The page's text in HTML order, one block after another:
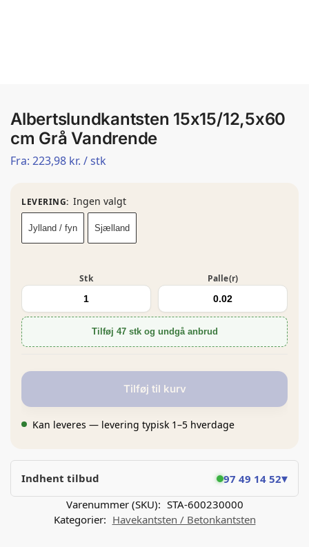
Albertslundkantsten 15x15/12,5x60
cm Grå Vandrende
Fra: 223,98 kr. / stk
LEVERING: Ingen valgt
Jylland / fyn Sjælland
Stk Palle(r)
Tilføj 47 stk og undgå anbrud
Tilføj til kurv
Kan leveres — levering typisk 1–5 hverdage
Indhent tilbud 97 49 14 52▾
Varenummer (SKU): STA-600230000
Kategorier: Havekantsten / Betonkantsten